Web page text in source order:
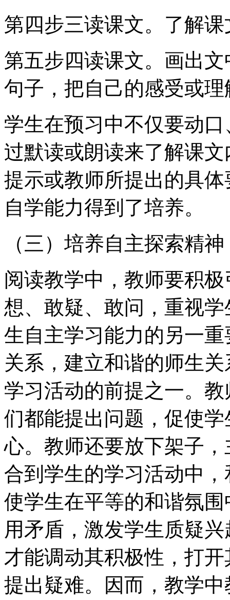
第四步三读课文。了解
第五步四读课文。画出
句子，把自己的感受或
学生在预习中不仅要动
过默读或朗读来了解课
提示或教师所提出的具
自学能力得到了培养。
（三）培养自主探索精神
阅读教学中，教师要积
想、敢疑、敢问，重视
生自主学习能力的另一
关系，建立和谐的师生
学习活动的前提之一。
们都能提出问题，促使
心。教师还要放下架子
合到学生的学习活动中
使学生在平等的和谐氛
用矛盾，激发学生质疑
才能调动其积极性，打
提出疑难。因而，教学